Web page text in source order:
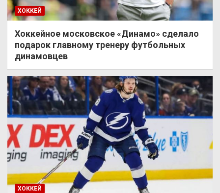
ХОККЕЙ
Хоккейное московское «Динамо» сделало
подарок главному тренеру футбольных
динамовцев
ХОККЕЙ